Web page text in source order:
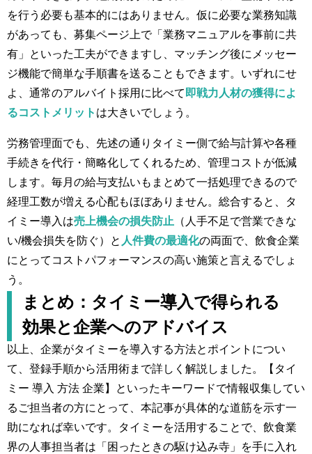
を行う必要も基本的にはありません。仮に必要な業務知識
があっても、募集ページ上で「業務マニュアルを事前に共
有」といった工夫ができますし、マッチング後にメッセー
ジ機能で簡単な手順書を送ることもできます。いずれにせ
よ、通常のアルバイト採用に比べて 即戦力人材の獲得によ
るコストメリット は大きいでしょう。
労務管理面でも、先述の通りタイミー側で給与計算や各種
手続きを代行・簡略化してくれるため、管理コストが低減
します​。毎月の給与支払いもまとめて一括処理できるので
経理工数が増える心配もほぼありません。総合すると、タ
イミー導入は売上機会の損失防止 （人手不足で営業できな
い/機会損失を防ぐ）と 人件費の最適化の両面で、飲食企業
にとってコストパフォーマンスの高い施策と言えるでしょ
う。
まとめ：タイミー導入で得られる
効果と企業へのアドバイス
以上、企業がタイミーを導入する方法とポイントについ
て、登録手順から活用術まで詳しく解説しました。【タイ
ミー 導入 方法 企業】といったキーワードで情報収集してい
るご担当者の方にとって、本記事が具体的な道筋を示す一
助になれば幸いです。タイミーを活用することで、飲食業
界の人事担当者は「困ったときの駆け込み寺」を手に入れ